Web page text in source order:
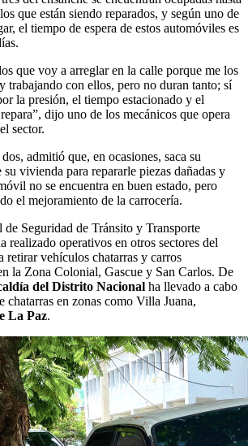
que están siendo reparados, y según uno de
el tiempo de espera de estos automóviles es
que voy a arreglar en la calle porque me los
trabajando con ellos, pero no duran tanto; sí
la presión, el tiempo estacionado y el
dijo uno de los mecánicos que opera
sector.
admitió que, en ocasiones, saca su
vivienda para repararle piezas dañadas y
no se encuentra en buen estado, pero
el mejoramiento de la carrocería.
Seguridad de Tránsito y Transporte
realizado operativos en otros sectores del
vehículos chatarras y carros
la Zona Colonial, Gascue y San Carlos. De
del Distrito Nacional ha llevado a cabo
chatarras en zonas como Villa Juana,
La Paz.